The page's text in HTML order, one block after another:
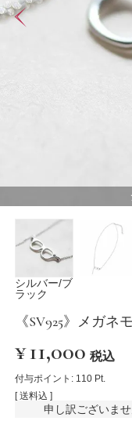
シルバー/ブ
ラック
《SV925》メガネ
¥11,000 税込
付与ポイント: 110 Pt.
送料込
申し訳ございま